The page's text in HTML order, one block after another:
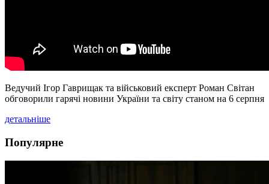
Ведучий Ігор Гаврищак та військовий експерт Роман Світан
обговорили гарячі новини України та світу станом на 6 серпня
детальніше
Популярне